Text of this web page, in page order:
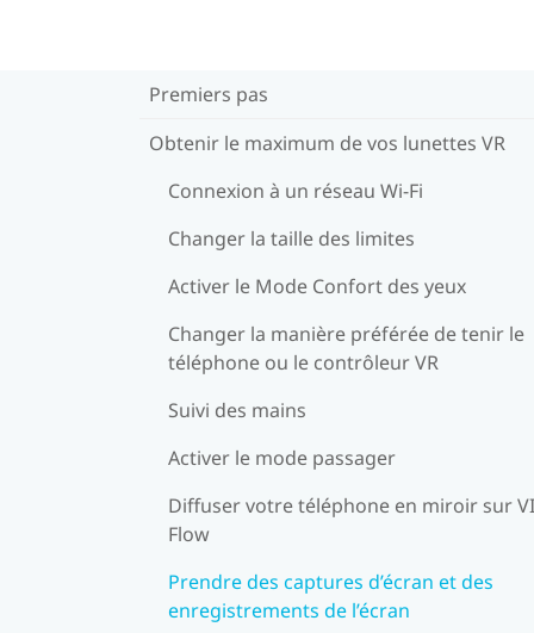
Premiers pas
Obtenir le maximum de vos lunettes VR
Connexion à un réseau Wi‍-Fi
Changer la taille des limites
Activer le Mode Confort des yeux
Changer la manière préférée de tenir le
téléphone ou le contrôleur VR
Suivi des mains
Activer le mode passager
Diffuser votre téléphone en miroir sur
Flow
Prendre des captures d’écran et des
enregistrements de l’écran